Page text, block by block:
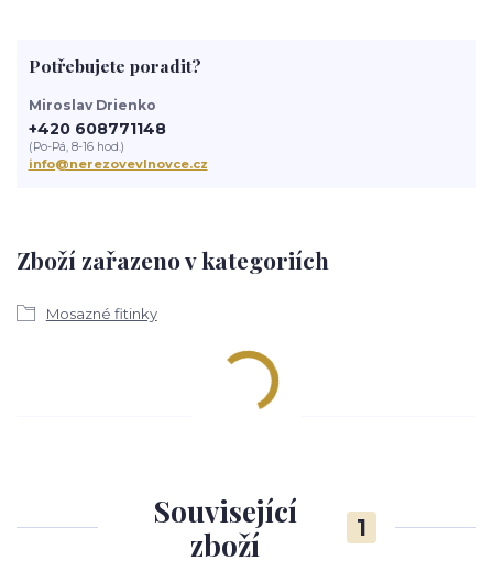
Zboží zařazeno v kategoriích
Mosazné fitinky
Potřebujete poradit?
Miroslav Drienko
+420 608771148
(Po-Pá, 8-16 hod.)
info@nerezovevlnovce.cz
Související
zboží
1